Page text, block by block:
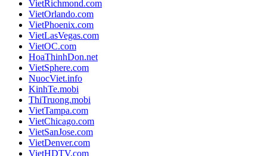
VietRichmond.com
VietOrlando.com
VietPhoenix.com
VietLasVegas.com
VietOC.com
HoaThinhDon.net
VietSphere.com
NuocViet.info
KinhTe.mobi
ThiTruong.mobi
VietTampa.com
VietChicago.com
VietSanJose.com
VietDenver.com
VietHDTV.com